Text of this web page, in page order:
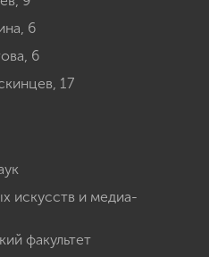
6
6
17
искусств и медиа-
факультет